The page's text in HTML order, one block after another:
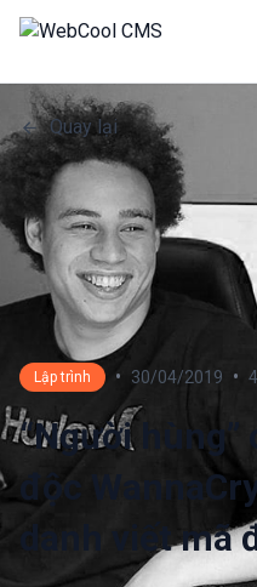
Quay lại
Lập trình • 30/04/2019 •
“Người
độc
danh viết mã